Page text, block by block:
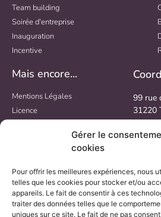
Gérer le
cookies
Pour offrir les meilleures expériences, nous
telles que les cookies pour stocker et/ou
appareils. Le fait de consentir à ces
traiter des données telles que le
uniques sur ce site. Le fait de ne pas
Team building
Soirée d'entreprise
Inauguration
Incentive
Mais encore...
Mentions Légales
Licence
Politique de cookies
99 rue
31220
Lundi